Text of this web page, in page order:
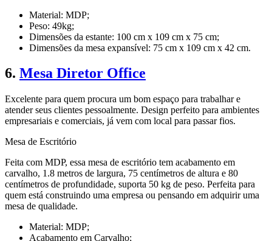
Material: MDP;
Peso: 49kg;
Dimensões da estante: 100 cm x 109 cm x 75 cm;
Dimensões da mesa expansível: 75 cm x 109 cm x 42 cm.
6. Mesa Diretor Office
Excelente para quem procura um bom espaço para trabalhar e
atender seus clientes pessoalmente. Design perfeito para ambientes
empresariais e comerciais, já vem com local para passar fios.
Mesa de Escritório
Feita com MDP, essa mesa de escritório tem acabamento em
carvalho, 1.8 metros de largura, 75 centímetros de altura e 80
centímetros de profundidade, suporta 50 kg de peso. Perfeita para
quem está construindo uma empresa ou pensando em adquirir uma
mesa de qualidade.
Material: MDP;
Acabamento em Carvalho;